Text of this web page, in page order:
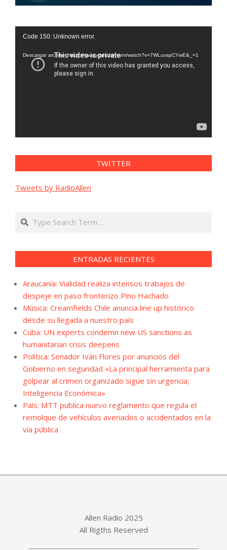
Reproductor
vídeo
Code 150: Unknown error.
Descargar archivo: https://www.youtube.com/watch?v=7WLuvspCYwE&_=1
TWITTER
Tweets by RadioAllen
Search
ENTRADAS RECIENTES
Araucanía: Vialidad realiza intensos trabajos de
despeje en paso fronterizo Pino Hachado
Música: Creamfields Chile anuncia line up histórico
desde su llegada a nuestro país
Cuba: UN experts condemn new US sanctions as
humanitarian crisis deepens
Política: Senador Iván Flores por anuncios del
Gobierno en seguridad «La principal herramienta para
golpear al crimen organizado sigue sin urgencia;
Inteligencia Económica»
País: MTT publica nuevo reglamento que regula el
remolque de vehículos averiados o accidentados en la
vía pública
Allen Radio 2025
All Rigths Reserved